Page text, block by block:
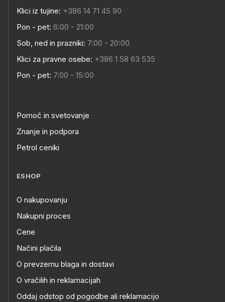
Klici iz tujine: +386 14 71 45 90
Pon - pet: 6:00 - 21:00
Sob, ned in prazniki: 7:00 - 20:00
Klici za pravne osebe: +386 1 58 63 535
Pon - pet: 7:00 - 15:00
Pomoč in svetovanje
Znanje in podpora
Petrol ceniki
ESHOP
O nakupovanju
Nakupni proces
Cene
Načini plačila
O prevzemu blaga in dostavi
O vračilih in reklamacijah
Oddaj odstop od pogodbe ali reklamacijo